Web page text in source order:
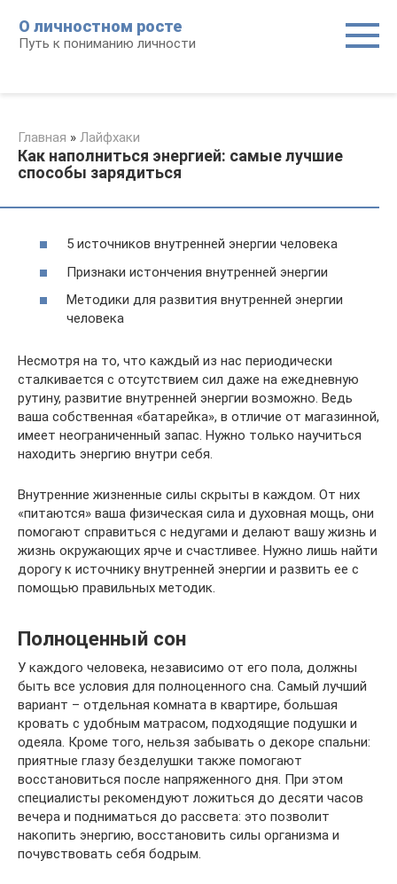
контенту
О личностном росте
Путь к пониманию личности
Главная » Лайфхаки
Как наполниться энергией: самые лучшие
способы зарядиться
5 источников внутренней энергии человека
Признаки истончения внутренней энергии
Методики для развития внутренней энергии
человека
Несмотря на то, что каждый из нас периодически
сталкивается с отсутствием сил даже на ежедневную
рутину, развитие внутренней энергии возможно. Ведь
ваша собственная «батарейка», в отличие от магазинной,
имеет неограниченный запас. Нужно только научиться
находить энергию внутри себя.
Внутренние жизненные силы скрыты в каждом. От них
«питаются» ваша физическая сила и духовная мощь, они
помогают справиться с недугами и делают вашу жизнь и
жизнь окружающих ярче и счастливее. Нужно лишь найти
дорогу к источнику внутренней энергии и развить ее с
помощью правильных методик.
Полноценный сон
У каждого человека, независимо от его пола, должны
быть все условия для полноценного сна. Самый лучший
вариант – отдельная комната в квартире, большая
кровать с удобным матрасом, подходящие подушки и
одеяла. Кроме того, нельзя забывать о декоре спальни:
приятные глазу безделушки также помогают
восстановиться после напряженного дня. При этом
специалисты рекомендуют ложиться до десяти часов
вечера и подниматься до рассвета: это позволит
накопить энергию, восстановить силы организма и
почувствовать себя бодрым.